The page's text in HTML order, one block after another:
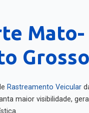
Mato-
Grosso
Rastreamento Veicular
maior visibilidade,